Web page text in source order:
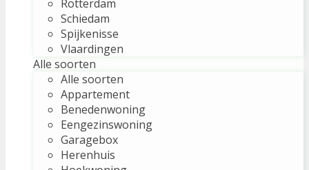
Rotterdam
Schiedam
Spijkenisse
Vlaardingen
Alle soorten
Alle soorten
Appartement
Benedenwoning
Eengezinswoning
Garagebox
Herenhuis